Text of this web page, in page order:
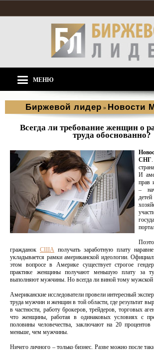
МЕНЮ
Биржевой лидер » Новости
Всегда ли требование женщин о
труда обоснованно?
СНГ
И
прав
–
гражданок США получать заработную плату
укладывается рамки американской идеологии.
этом вопросе в Америке существует строгое
практике женщины получают меньшую плату за
выполняют мужчины. Но всегда ли виной тому
Американские исследователи провели интересный
труда мужчин и женщин в той области, где результат
в частности, работу брокеров, трейдеров, торговых
что женщины, работая в одинаковых условиях с
половины человечества, заключают на 20 процентов
меньше, чем мужчины.
Ничего личного – только бизнес. Разве можно после